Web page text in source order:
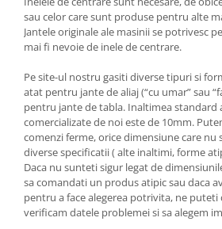
sau celor care sunt produse pentru alte
Jantele originale ale masinii se potrivesc
mai fi nevoie de inele de centrare.
Pe site-ul nostru gasiti diverse tipuri si
atat pentru jante de aliaj (“cu umar” sau
pentru jante de tabla. Inaltimea standard
comercializate de noi este de 10mm.
comenzi ferme, orice dimensiune care nu
diverse specificatii ( alte inaltimi, forme
Daca nu sunteti sigur legat de
sa comandati un produs atipic sau daca
pentru a face alegerea potrivita, ne
verificam datele problemei si sa alegem